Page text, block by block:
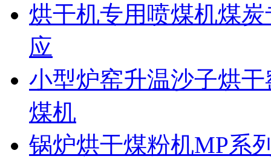
烘干机专用喷煤机煤
应
小型炉窑升温沙子烘
煤机
锅炉烘干煤粉机MP系